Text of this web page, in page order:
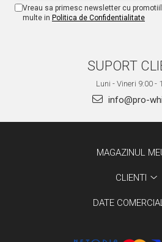
Vreau sa primesc newsletter cu
multe in Politica de Confidentialitate
SUPORT
Luni - Vineri 9:00 -
info@pro-
MAGAZINUL
CLIENTI
DATE